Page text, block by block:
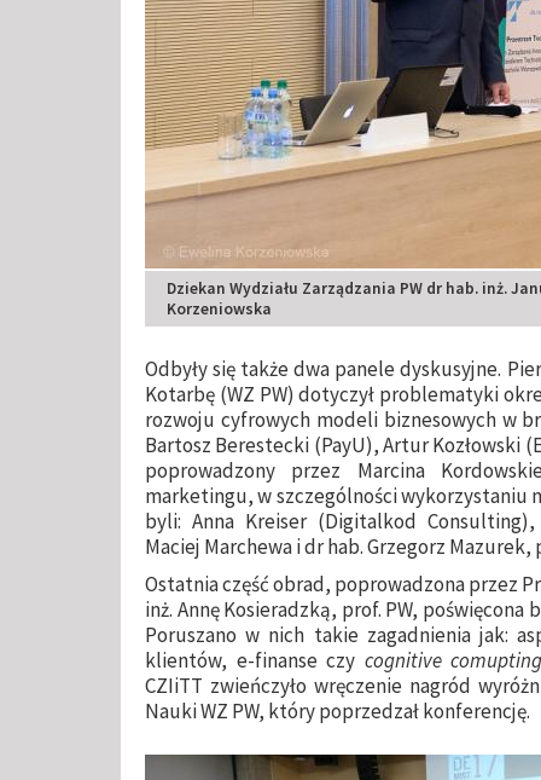
Dziekan Wydziału Zarządzania PW dr hab. inż.
Korzeniowska
Odbyły się także dwa panele dyskusyjne.
Kotarbę (WZ PW) dotyczył problematyki
rozwoju cyfrowych modeli biznesowych w
Bartosz Berestecki (PayU), Artur Kozłowski
poprowadzony przez Marcina
marketingu, w szczególności wykorzystaniu
byli: Anna Kreiser (Digitalkod
Maciej Marchewa i dr hab. Grzegorz
Ostatnia część obrad, poprowadzona przez
inż. Annę Kosieradzką, prof. PW,
Poruszano w nich takie zagadnienia jak:
klientów, e-finanse czy cognitive
CZIiTT zwieńczyło wręczenie nagród
Nauki WZ PW, który poprzedzał konferencję.